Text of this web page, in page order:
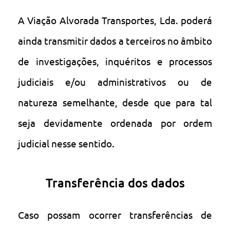
A Viação Alvorada Transportes, Lda. poderá
ainda transmitir dados a terceiros no âmbito
de investigações, inquéritos e processos
judiciais e/ou administrativos ou de
natureza semelhante, desde que para tal
seja devidamente ordenada por ordem
judicial nesse sentido.
Transferência dos dados
Caso possam ocorrer transferências de